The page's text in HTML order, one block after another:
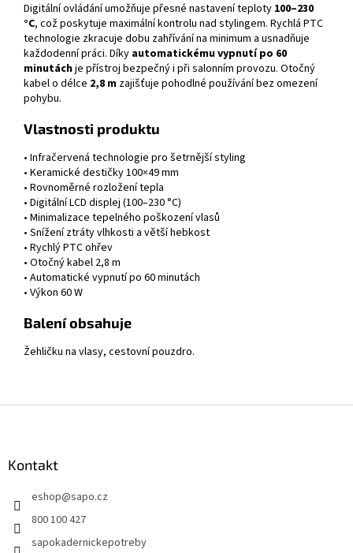
Digitální ovládání umožňuje přesné nastavení teploty 100–230
°C, což poskytuje maximální kontrolu nad stylingem. Rychlá PTC
technologie zkracuje dobu zahřívání na minimum a usnadňuje
každodenní práci. Díky automatickému vypnutí po 60
minutáchje přístroj bezpečný i při salonním provozu. Otočný
kabel o délce 2,8 m zajišťuje pohodlné používání bez omezení
pohybu.
Vlastnosti produktu
• Infračervená technologie pro šetrnější styling
• Keramické destičky 100×49 mm
• Rovnoměrné rozložení tepla
• Digitální LCD displej (100–230 °C)
• Minimalizace tepelného poškození vlasů
• Snížení ztráty vlhkosti a větší hebkost
• Rychlý PTC ohřev
• Otočný kabel 2,8 m
• Automatické vypnutí po 60 minutách
• Výkon 60 W
Balení obsahuje
Žehličku na vlasy, cestovní pouzdro.
Kontakt
eshop@sapo.cz
800 100 427
sapokadernickepotreby